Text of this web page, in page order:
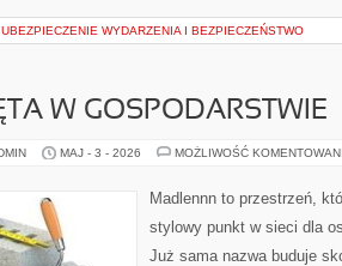
UBEZPIECZENIE WYDARZENIA I BEZPIECZEŃSTWO
W GOSPODARSTWIE
MAJ - 3 - 2026 MOŻLIWOŚĆ
Madlennn to przestrzeń,
stylowy punkt w sieci dla
Już sama nazwa buduje